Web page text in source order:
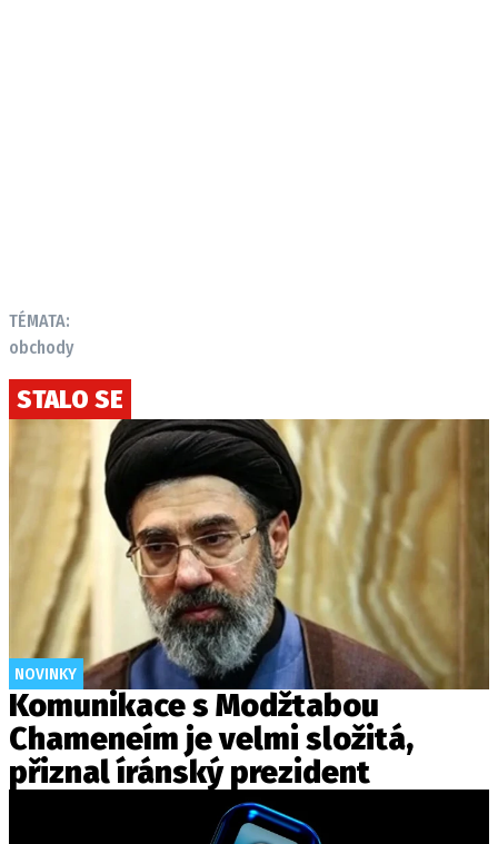
TÉMATA:
obchody
STALO SE
NOVINKY
Komunikace s Modžtabou
Chameneím je velmi složitá,
přiznal íránský prezident